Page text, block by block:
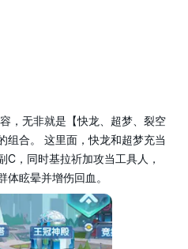
，无非就是【快龙、超梦、裂空
组合。 这里面，快龙和超梦充当
，同时基拉祈加攻当工具人，
眩晕并增伤回血。